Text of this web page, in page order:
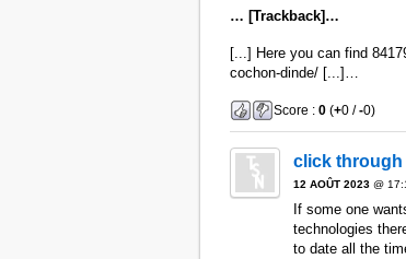
… [Trackback]…
[...] Here you can find
cochon-dinde/ [...]…
Score : 0(+0 /-0)
click through
12 AOÛT 2023@
If some one
technologies
to date all the